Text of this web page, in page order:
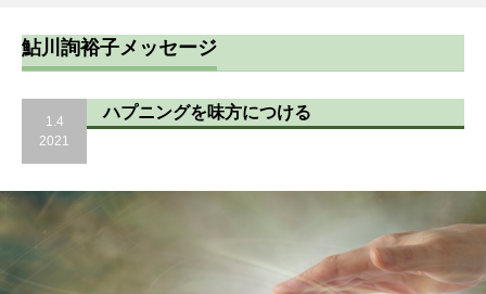
鮎川詢裕子メッセージ
1.4
2021
ハプニングを味方につける